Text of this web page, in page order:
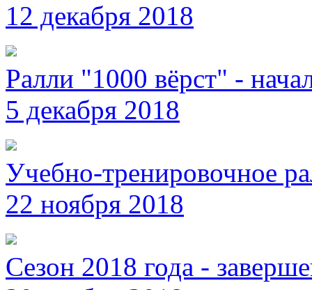
12 декабря 2018
Ралли "1000 вёрст" -
5 декабря 2018
Учебно-тренировочное
22 ноября 2018
Сезон 2018 года -